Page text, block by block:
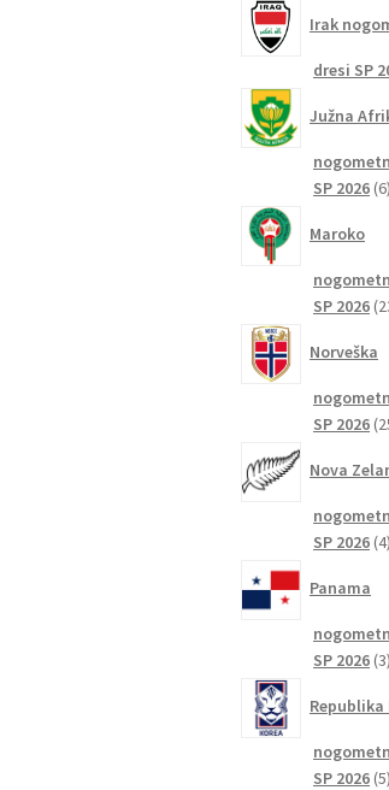
Irak
dresi SP
Južna
SP 2026 66
Maroko
SP 2026
Norveška
SP 2026
Nova
SP 2026 44
Panama
SP 2026 33
Republika
SP 2026 55